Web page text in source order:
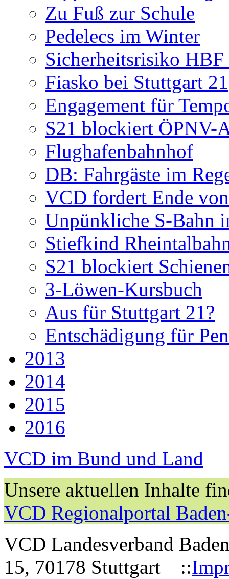
Zu Fuß zur Schule
Pedelecs im Winter
Sicherheitsrisiko
Fiasko bei Stuttgart 21
Engagement für
S21 blockiert ÖPNV-
Flughafenbahnhof
DB: Fahrgäste im
VCD fordert Ende
Unpünkliche S-Bahn
Stiefkind
S21 blockiert
3-Löwen-Kursbuch
Aus für Stuttgart 21?
Entschädigung für
2013
2014
2015
2016
VCD im Bund und Land
Unsere aktuellen Inhalte
VCD Regionalportal
VCD Landesverband
15, 70178 Stuttgart ::